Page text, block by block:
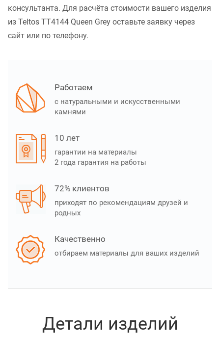
консультанта. Для расчёта стоимости вашего изделия
из Teltos TT4144 Queen Grey оставьте заявку через
сайт или по телефону.
Работаем
с натуральными и искусственными
камнями
10 лет
гарантии на материалы
2 года гарантия на работы
72% клиентов
приходят по рекомендациям друзей и
родных
Качественно
отбираем материалы для ваших изделий
Детали изделий